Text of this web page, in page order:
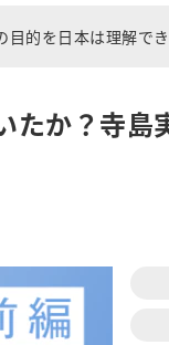
本は理解できていたか？寺島実
か？寺島